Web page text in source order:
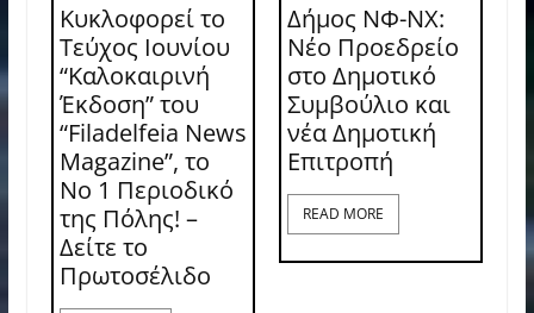
Κυκλοφορεί το
Τεύχος Ιουνίου
“Καλοκαιρινή
Έκδοση” του
“Filadelfeia News
Magazine”, το
Νο 1 Περιοδικό
της Πόλης! –
Δείτε το
Πρωτοσέλιδο
Δήμος ΝΦ-ΝΧ:
Νέο Προεδρείο
στο Δημοτικό
Συμβούλιο και
νέα Δημοτική
Επιτροπή
READ MORE